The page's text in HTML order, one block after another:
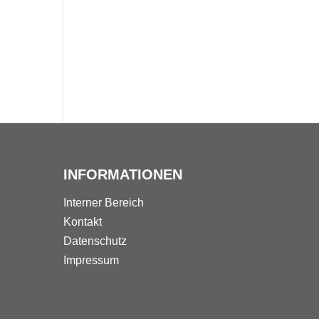
INFORMATIONEN
Interner Bereich
Kontakt
Datenschutz
Impressum